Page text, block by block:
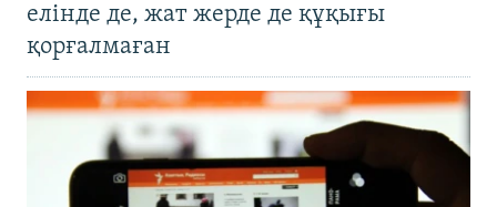
елінде де, жат жерде де құқығы
қорғалмаған